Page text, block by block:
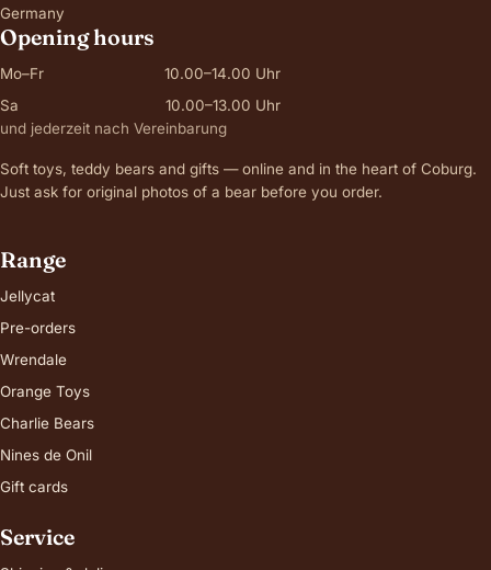
Germany
Opening hours
Mo–Fr
10.00–14.00 Uhr
Sa
10.00–13.00 Uhr
und jederzeit nach Vereinbarung
Soft toys, teddy bears and gifts — online and in the heart of Coburg.
Just ask for original photos of a bear before you order.
Range
Jellycat
Pre-orders
Wrendale
Orange Toys
Charlie Bears
Nines de Onil
Gift cards
Service